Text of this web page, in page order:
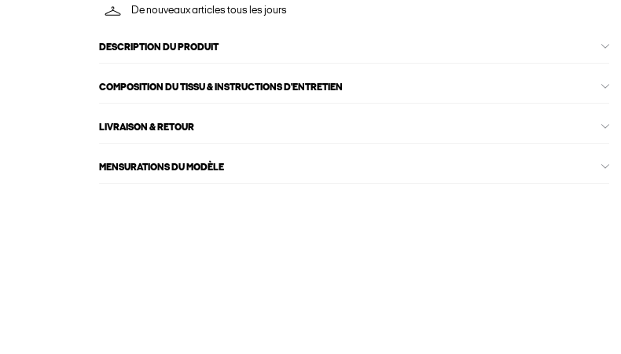
De nouveaux articles tous les jours
DESCRIPTION DU PRODUIT
COMPOSITION DU TISSU & INSTRUCTIONS D'ENTRETIEN
LIVRAISON & RETOUR
MENSURATIONS DU MODÈLE